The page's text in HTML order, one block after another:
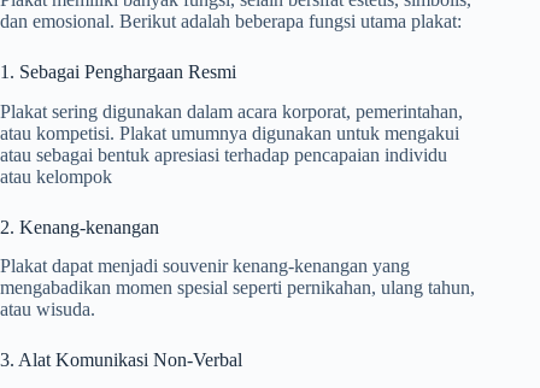
dan emosional. Berikut adalah beberapa fungsi utama plakat:
1. Sebagai Penghargaan Resmi
Plakat sering digunakan dalam acara korporat, pemerintahan,
atau kompetisi. Plakat umumnya digunakan untuk mengakui
atau sebagai bentuk apresiasi terhadap pencapaian individu
atau kelompok
2. Kenang-kenangan
Plakat dapat menjadi souvenir kenang-kenangan yang
mengabadikan momen spesial seperti pernikahan, ulang tahun,
atau wisuda.
3. Alat Komunikasi Non-Verbal